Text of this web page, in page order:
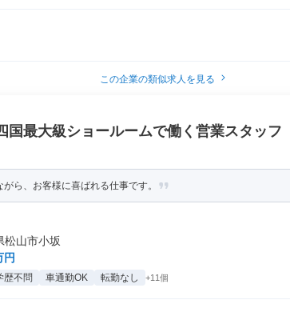
この企業の類似求人を見る
国最大級ショールームで働く営業スタッフ
ら、お客様に喜ばれる仕事です。
松山市小坂
円
歴不問 車通勤OK 転勤なし +11個